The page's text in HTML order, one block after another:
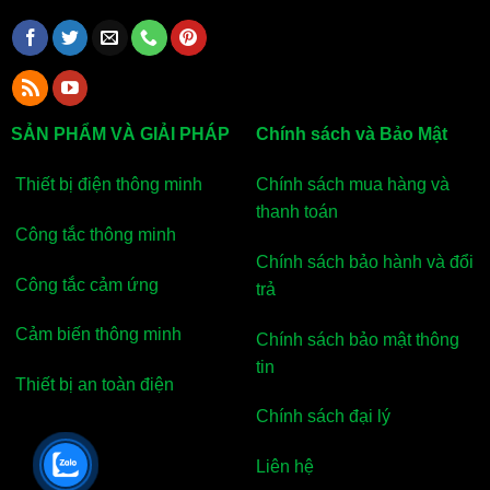
SẢN PHẨM VÀ GIẢI PHÁP
Thiết bị điện thông minh
Công tắc thông minh
Công tắc cảm ứng
Cảm biến thông minh
Thiết bị an toàn điện
Chính sách và Bảo Mật
Chính sách mua hàng và
thanh toán
Chính sách bảo hành và đổi
trả
Chính sách bảo mật thông
tin
Chính sách đại lý
Liên hệ